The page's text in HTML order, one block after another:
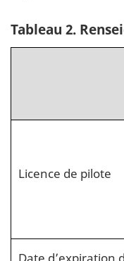
Tableau 2.
Licence de pilote
Date d’expiration